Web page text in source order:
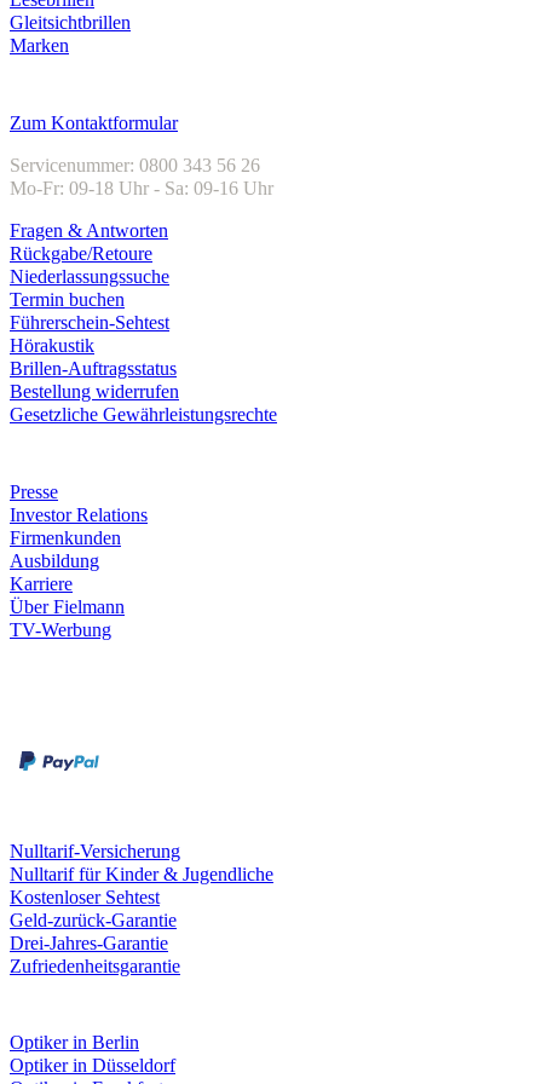
Gleitsichtbrillen
Marken
Zum Kontaktformular
Servicenummer: 0800 343 56 26
Mo-Fr: 09-18 Uhr - Sa: 09-16 Uhr
Fragen & Antworten
Rückgabe/Retoure
Niederlassungssuche
Termin buchen
Führerschein-Sehtest
Hörakustik
Brillen-Auftragsstatus
Bestellung widerrufen
Gesetzliche Gewährleistungsrechte
Presse
Investor Relations
Firmenkunden
Ausbildung
Karriere
Über Fielmann
TV-Werbung
Nulltarif-Versicherung
Nulltarif für Kinder & Jugendliche
Kostenloser Sehtest
Geld-zurück-Garantie
Drei-Jahres-Garantie
Zufriedenheitsgarantie
Optiker in Berlin
Optiker in Düsseldorf